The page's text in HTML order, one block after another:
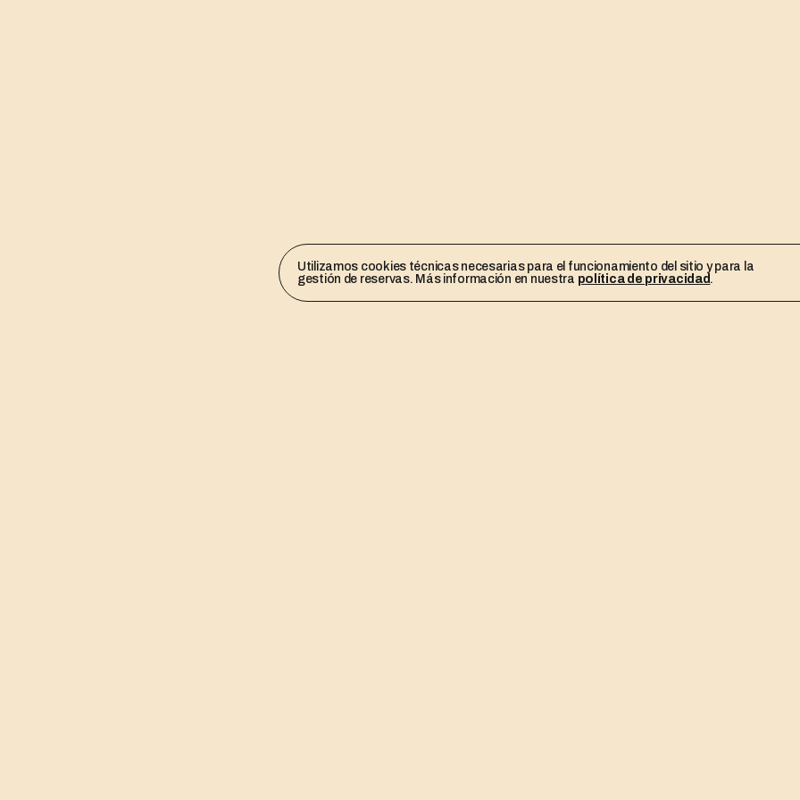
Utilizamos cookies técnicas necesarias para el funcionamiento del sitio y para la
gestión de reservas. Más información en nuestra política de privacidad .